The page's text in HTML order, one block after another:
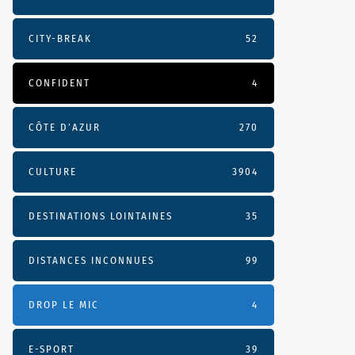
CITY-BREAK 52
CONFIDENT 4
CÔTE D’AZUR 270
CULTURE 3904
DESTINATIONS LOINTAINES 35
DISTANCES INCONNUES 99
DROP LE MIC 4
E-SPORT 39